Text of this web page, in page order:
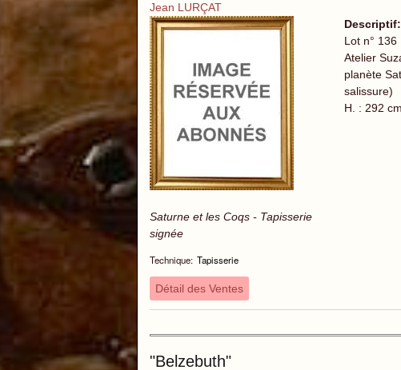
Jean LURÇAT
Saturne et les Coqs - Tapisserie
signée
Technique: Tapisserie
Descriptif:
Lot n° 136
Atelier
planète
salissure)
H. : 292
Détail des Ventes
"Belzebuth"